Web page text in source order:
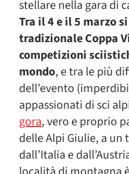
stellare nella gara di
Tra il 4 e il 5 marzo
tradizionale Coppa
competizioni
mondo, e tra le più
dell’evento
appassionati di sci
gora, vero e proprio
delle Alpi Giulie, a un
dall’Italia e